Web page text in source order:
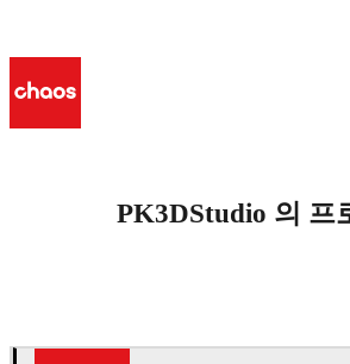
PK3DStudio 의 프